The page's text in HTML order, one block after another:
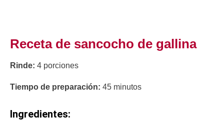
Receta de sancocho de gallina
Rinde: 4 porciones
Tiempo de preparación: 45 minutos
Ingredientes: